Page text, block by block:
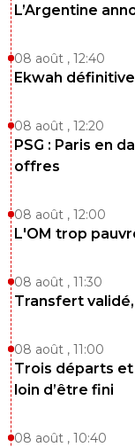
L’Argentine
08 août , 12:40
Ekwah
08 août , 12:20
PSG : Paris en
offres
08 août , 12:00
L'OM trop
08 août , 11:30
Transfert
08 août , 11:00
Trois départs
loin d’être fini
08 août , 10:40